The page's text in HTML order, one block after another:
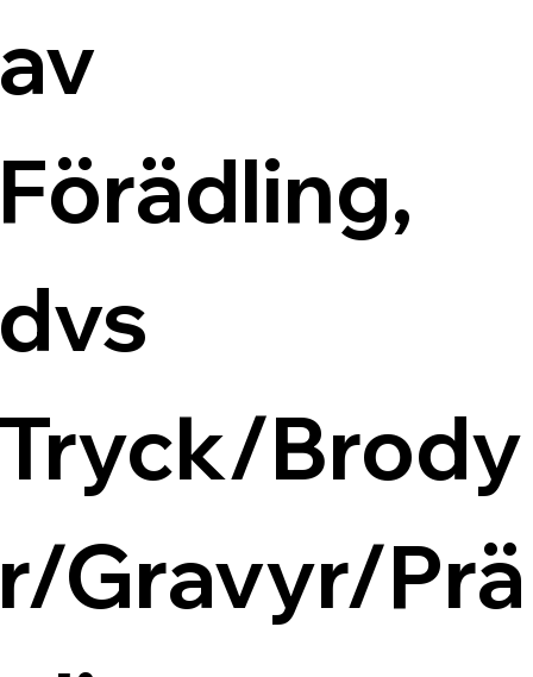
Brody
Gravyr/Prä